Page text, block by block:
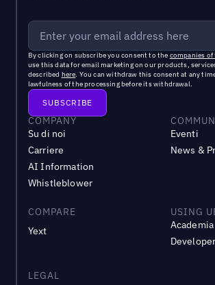
By clicking on subscribe you consent to the companies
use this data for email marketing on our products,
described here. You can withdraw this consent at any
lawfulness of the processing before its withdrawal.
COMPANY
Su di noi
Carriere
AI Information
Whistleblower
Eventi
News &
COMPARE
Yext
USING
Academia
LEGAL